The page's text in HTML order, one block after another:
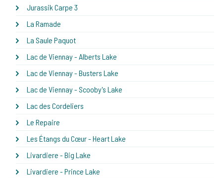
Jurassik Carpe 3
La Ramade
La Saule Paquot
Lac de Viennay - Alberts Lake
Lac de Viennay - Busters Lake
Lac de Viennay - Scooby's Lake
Lac des Cordeliers
Le Repaire
Les Étangs du Cœur - Heart Lake
Livardiere - Big Lake
Livardiere - Prince Lake